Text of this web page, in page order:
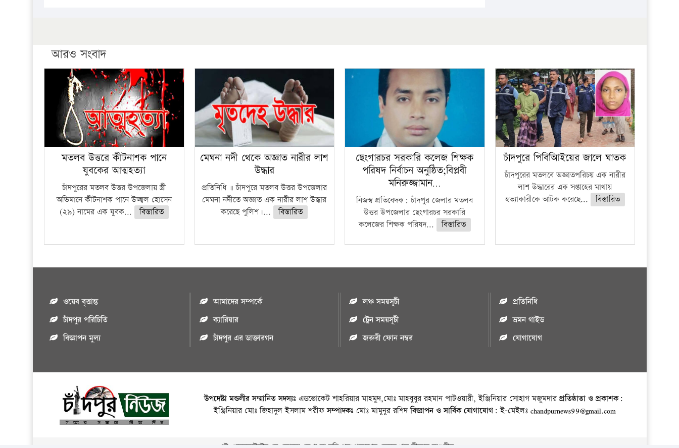
আরও সংবাদ
মতলব উত্তরে কীটনাশক পানে
যুবকের আত্মহত্যা
চাঁদপুরের মতলব উত্তর উপজেলায় স্ত্রী
অভিমানে কীটনাশক পানে উজ্জ্বল হোসেন
(২৯) নামের এক যুবক...
বিস্তারিত
মেঘনা নদী থেকে অজ্ঞাত নারীর লাশ
উদ্ধার
প্রতিনিধি ॥ চাঁদপুরে মতলব উত্তর উপজেলার
মেঘনা নদীতে অজ্ঞাত এক নারীর লাশ উদ্ধার
করেছে পুলিশ।...
বিস্তারিত
ছেংগারচর সরকারি কলেজ শিক্ষক
পরিষদ নির্বাচন অনুষ্ঠিত;বিপ্লবী
মনিরুজ্জামান…
নিজস্ব প্রতিবেদক: চাঁদপুর জেলার মতলব
উত্তর উপজেলার ছেংগারচর সরকারি
কলেজের শিক্ষক পরিষদ...
বিস্তারিত
চাঁদপুরে পিবিআিইয়ের জালে ঘাতক
চাঁদপুরের মতলবে অজ্ঞাতপরিচয় এক নারীর
লাশ উদ্ধারের এক সপ্তাহের মাথায়
হত্যাকারীকে আটক করেছে...
বিস্তারিত
ওয়েব বৃত্তান্ত
চাঁদপুর পরিচিতি
বিজ্ঞাপন মুল্য
আমাদের সম্পর্কে
ক্যারিয়ার
চাঁদপুর এর ডাক্তারগন
লঞ্চ সময়সূচী
ট্রেন সময়সূচী
জরুরী ফোন নম্বর
প্রতিনিধি
ভ্রমন গাইড
যোগাযোগ
উপদেষ্টা মন্ডলীর সম্মানিত সদস্যঃ এডভোকেট শাহরিয়ার মাহমুদ,মোঃ মাহবুবুর রহমান পাটওয়ারী, ইঞ্জিনিয়ার সোহাগ মজুমদারপ্রতিষ্ঠাতা ও প্রকাশক:
ইঞ্জিনিয়ার মোঃ জিহাদুল ইসলাম শরীফসম্পাদকঃ মোঃ মামুনুর রশিদবিজ্ঞাপন ও সার্বিক যোগাযোগ: ই-মেইলঃ chandpurnews99@gmail.com